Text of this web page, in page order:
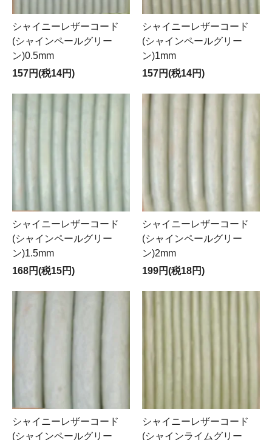
シャイニーレザーコード
(シャインペールグリー
ン)0.5mm
157円(税14円)
シャイニーレザーコード
(シャインペールグリー
ン)1mm
157円(税14円)
シャイニーレザーコード
(シャインペールグリー
ン)1.5mm
168円(税15円)
シャイニーレザーコード
(シャインペールグリー
ン)2mm
199円(税18円)
シャイニーレザーコード
(シャインペールグリー
シャイニーレザーコード
(シャインライムグリー